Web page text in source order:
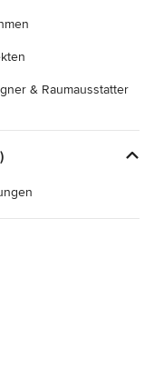
& Raumausstatter